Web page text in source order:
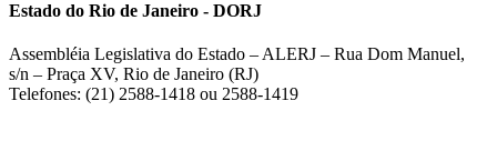
Estado do Rio de Janeiro - DORJ
Assembléia Legislativa do Estado – ALERJ – Rua Dom Manuel,
s/n – Praça XV, Rio de Janeiro (RJ)
Telefones: (21) 2588-1418 ou 2588-1419